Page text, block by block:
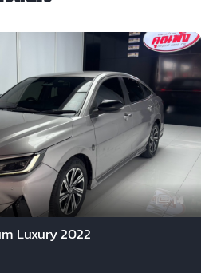
14
Luxury 2022